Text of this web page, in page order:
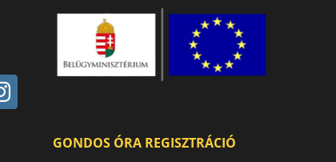
GONDOS ÓRA REGISZTRÁCIÓ